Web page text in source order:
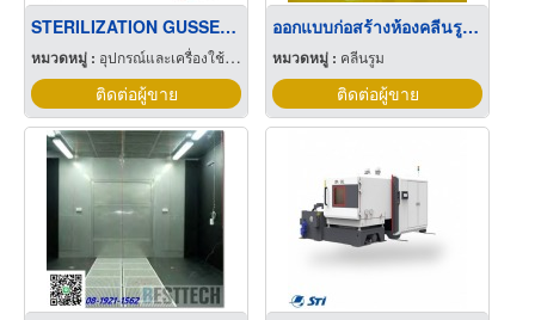
STERILIZATION GUSSETED ROLL
หมวดหมู่ : อุปกรณ์และเครื่องใช้แพทย์และศัลยแพทย์
ติดต่อผู้ขาย
ออกแบบก่อสร้างห้องคลีนรูม Class1,000
หมวดหมู่ : คลีนรูม
ติดต่อผู้ขาย